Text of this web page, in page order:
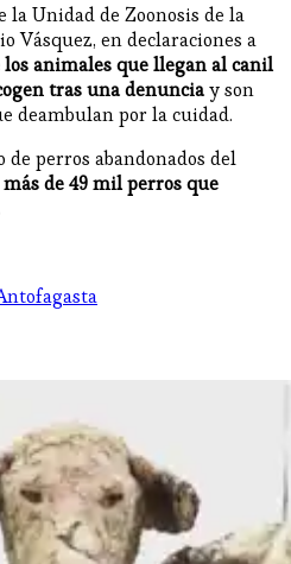
la Unidad de Zoonosis de la
Vásquez, en declaraciones a
animales que llegan al canil
tras una denunciay son
deambulan por la cuidad.
perros abandonados del
de 49 mil perros que